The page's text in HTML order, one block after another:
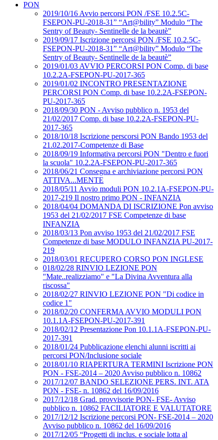
PON
2019/10/16 Avvio percorsi PON /FSE 10.2.5C-
FSEPON-PU-2018-31” “Art@bility” Modulo “The
Sentry of Beauty- Sentinelle de la beautè”
2019/09/17 Iscrizione percorsi PON /FSE 10.2.5C-
FSEPON-PU-2018-31” “Art@bility” Modulo “The
Sentry of Beauty- Sentinelle de la beautè”
2019/01/03 AVVIO PERCORSI PON Comp. di base
10.2.2A-FSEPON-PU-2017-365
2019/01/02 INCONTRO PRESENTAZIONE
PERCORSI PON Comp. di base 10.2.2A-FSEPON-
PU-2017-365
2018/09/30 PON - Avviso pubblico n. 1953 del
21/02/2017 Comp. di base 10.2.2A-FSEPON-PU-
2017-365
2018/10/18 Iscrizione perscorsi PON Bando 1953 del
21.02.2017-Competenze di Base
2018/09/19 Informativa percorsi PON "Dentro e fuori
la scuola" 10.2.2A-FSEPON-PU-2017-365
2018/06/21 Consegna e archiviazione percorsi PON
ATTIVA...MENTE
2018/05/11 Avvio moduli PON 10.2.1A-FSEPON-PU-
2017-219 Il nostro primo PON - INFANZIA
2018/04/04 DOMANDA DI ISCRIZIONE Pon avviso
1953 del 21/02/2017 FSE Competenze di base
INFANZIA
2018/03/13 Pon avviso 1953 del 21/02/2017 FSE
Competenze di base MODULO INFANZIA PU-2017-
219
2018/03/01 RECUPERO CORSO PON INGLESE
018/02/28 RINVIO LEZIONE PON
"Mate..realizziamo" e "La Divina Avventura alla
riscossa"
2018/02/27 RINVIO LEZIONE PON "Di codice in
codice 1"
2018/02/20 CONFERMA AVVIO MODULI PON
10.1.1A-FSEPON-PU-2017-391
2018/02/12 Presentazione Pon 10.1.1A-FSEPON-PU-
2017-391
2018/01/24 Pubblicazione elenchi alunni iscritti ai
percorsi PON/Inclusione sociale
2018/01/10 RIAPERTURA TERMINI Iscrizione PON
PON - FSE-2014 – 2020 Avviso pubblico n. 10862
2017/12/07 BANDO SELEZIONE PERS. INT. ATA
PON - FSE- n. 10862 del 16/09/2016
2017/12/18 Grad. provvisorie PON- FSE- Avviso
pubblico n. 10862 FACILIATORE E VALUTATORE
2017/12/12 Iscrizione percorsi PON- FSE-2014 – 2020
Avviso pubblico n. 10862 del 16/09/2016
2017/12/05 “Progetti di inclus. e sociale lotta al